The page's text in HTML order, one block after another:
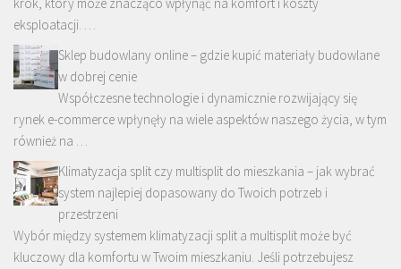
eksploatacji. …
Sklep budowlany online – gdzie kupić materiały budowlane
w dobrej cenie
Współczesne technologie i dynamicznie rozwijający się
rynek e-commerce wpłynęły na wiele aspektów naszego życia, w tym
również na …
Klimatyzacja split czy multisplit do mieszkania – jak wybrać
system najlepiej dopasowany do Twoich potrzeb i
przestrzeni
Wybór między systemem klimatyzacji split a multisplit może być
kluczowy dla komfortu w Twoim mieszkaniu. Jeśli potrzebujesz